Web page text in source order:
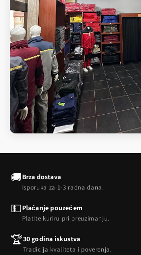
🚚Brza dostava
Isporuka za 1-3 radna dana.
💵Plaćanje pouzećem
Platite kuriru pri preuzimanju.
🏆30 godina iskustva
Tradicija kvaliteta i poverenja.